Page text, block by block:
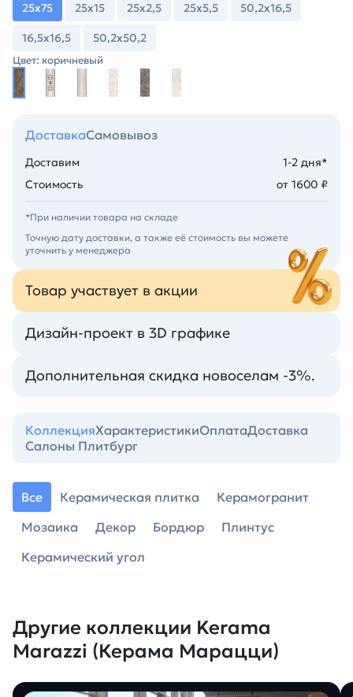
25х75 25х15 25х2,5 25х5,5 50,2х16,5
16,5х16,5 50,2х50,2
Цвет: коричневый
ДоставкаСамовывоз
Доставим
1-2 дня*
Стоимость
от 1600 ₽
*При наличии товара на складе
Точную дату доставки, а также её стоимость вы можете
уточнить у менеджера
Товар участвует в акции
Дизайн-проект в 3D графике
Дополнительная скидка новоселам -3%.
КоллекцияХарактеристикиОплатаДоставка
Салоны Плитбург
Все Керамическая плитка
Керамогранит
Мозаика
Декор Бордюр
Плинтус
Керамический угол
Другие коллекции Kerama
Marazzi (Керама Марацци)